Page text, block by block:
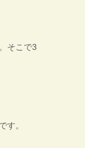
そこで3
す。️